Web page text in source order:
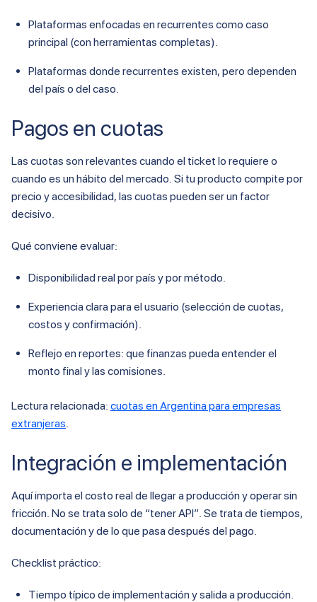
Plataformas enfocadas en recurrentes como caso
principal (con herramientas completas).
Plataformas donde recurrentes existen, pero dependen
del país o del caso.
Pagos en cuotas
Las cuotas son relevantes cuando el ticket lo requiere o
cuando es un hábito del mercado. Si tu producto compite por
precio y accesibilidad, las cuotas pueden ser un factor
decisivo.
Qué conviene evaluar:
Disponibilidad real por país y por método.
Experiencia clara para el usuario (selección de cuotas,
costos y confirmación).
Reflejo en reportes: que finanzas pueda entender el
monto final y las comisiones.
Lectura relacionada: cuotas en Argentina para empresas
extranjeras.
Integración e implementación
Aquí importa el costo real de llegar a producción y operar sin
fricción. No se trata solo de “tener API”. Se trata de tiempos,
documentación y de lo que pasa después del pago.
Checklist práctico:
Tiempo típico de implementación y salida a producción.